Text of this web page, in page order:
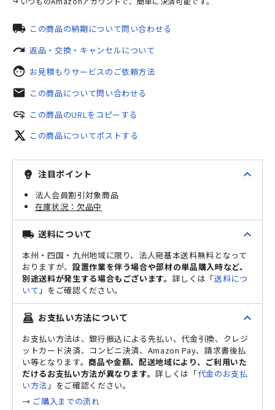
local_shipping この商品の納期について問い合わせる
redo 返品・交換・キャンセルについて
face お見積もりサービスのご依頼方法
mail この商品について問い合わせる
add_link この商品のURLをコピーする
この商品についてポストする
emoji_objects 注目ポイント expand_less
法人会員割引対象商品
欠品中
local_shipping 送料について expand_less
本州・四国・九州地域に限り、法人宛基本送料無料となって
おりますが、 設置作業を伴う場合や部材の単品購入時など、
別途送料が発生する場合もございます。 詳しくは「送料につ
いて 」をご確認ください。
point_of_sale お支払い方法について expand_less
お支払い方法は、銀行振込による先払い、代金引換、クレジ
ットカード決済、コンビニ決済、Amazon Pay、請求書後払
い等となります。商品や金額、配送地域により、ご利用いた
だけるお支払い方法が異なります。詳しくは「代金のお支払
い方法 」をご確認ください。
→ ご購入までの流れ